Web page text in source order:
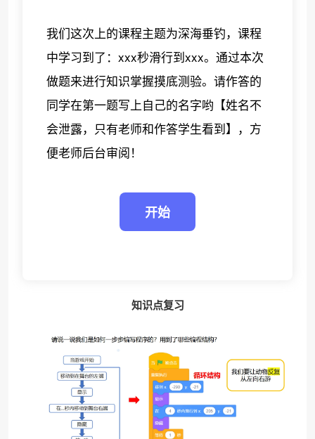
我们这次上的课程主题为深海垂钓，课程
中学习到了：xxx秒滑行到xxx。通过本次
做题来进行知识掌握摸底测验。请作答的
同学在第一题写上自己的名字哟【姓名不
会泄露，只有老师和作答学生看到】，方
便老师后台审阅！
知识点复习